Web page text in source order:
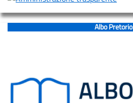
CPIA
MONTAGNA
CPIA
MONTAGNA
Albo Pretorio